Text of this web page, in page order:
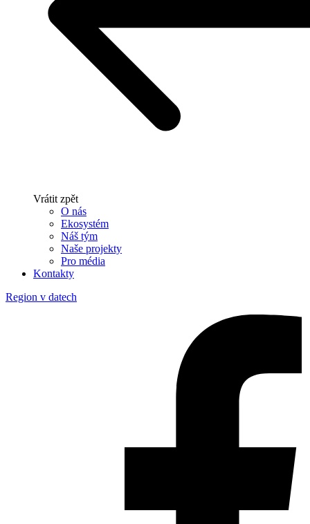
Vrátit zpět
O nás
Ekosystém
Náš tým
Naše projekty
Pro média
Kontakty
Region v datech